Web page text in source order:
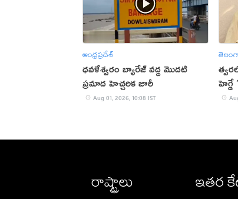
ఆంధ్రప్రదేశ్
ధవళేశ్వరం బ్యారేజ్ వద్ద మొదటి
ప్రమాద హెచ్చరిక జారీ
Aug 01, 2026, 10:08 IST
హెగ్డే
రాష్ట్రాలు ఇతర